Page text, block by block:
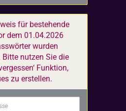
für bestehende
dem 01.04.2026
wurden
nutzen Sie die
Funktion,
zu erstellen.